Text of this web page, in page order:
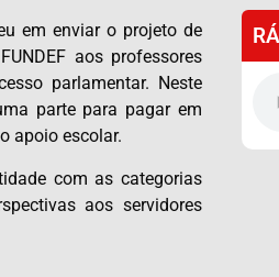
em enviar o projeto de
aos professores
parlamentar. Neste
parte para pagar em
apoio escolar.
com as categorias
aos servidores